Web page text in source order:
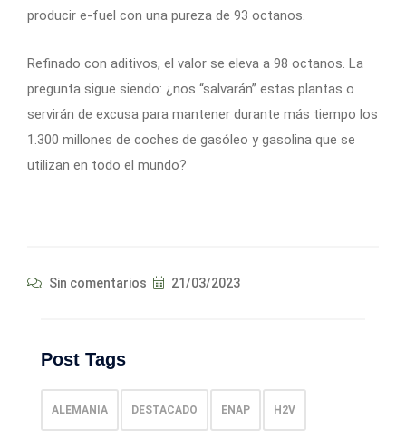
producir e-fuel con una pureza de 93 octanos.
Refinado con aditivos, el valor se eleva a 98 octanos. La
pregunta sigue siendo: ¿nos “salvarán” estas plantas o
servirán de excusa para mantener durante más tiempo los
1.300 millones de coches de gasóleo y gasolina que se
utilizan en todo el mundo?
Sin comentarios 21/03/2023
Post Tags
ALEMANIA DESTACADO ENAP H2V